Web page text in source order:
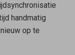
handmatig
op te